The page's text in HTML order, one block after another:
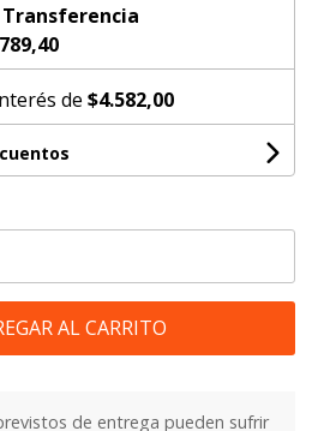
Transferencia
de $4.582,00
AL CARRITO
de entrega pueden sufrir